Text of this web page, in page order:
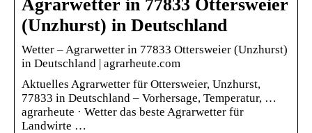
Agrarwetter in 77833 Ottersweier
(Unzhurst) in Deutschland
Wetter – Agrarwetter in 77833 Ottersweier (Unzhurst)
in Deutschland | agrarheute.com
Aktuelles Agrarwetter für Ottersweier, Unzhurst,
77833 in Deutschland – Vorhersage, Temperatur, …
agrarheute · Wetter das beste Agrarwetter für
Landwirte …